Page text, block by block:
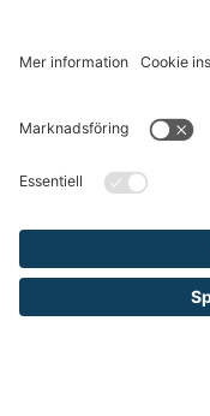
Cookie
Om